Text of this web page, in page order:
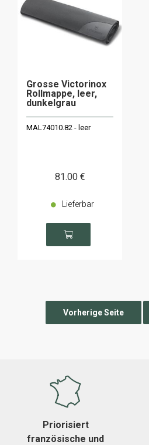
Grosse Victorinox
Rollmappe, leer,
dunkelgrau
MAL74010.82 - leer
81.00 €
Lieferbar
Priorisiert
französische und